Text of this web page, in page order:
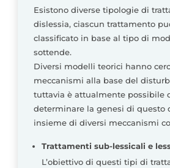
Esistono diverse tipologie di
dislessia, ciascun trattamento
classificato in base al tipo di
sottende.
Diversi modelli teorici hanno
meccanismi alla base del
tuttavia è attualmente possibile
determinare la genesi di questo
insieme di diversi meccanismi
Trattamenti sub-lessicali e
L’obiettivo di questi tipi di